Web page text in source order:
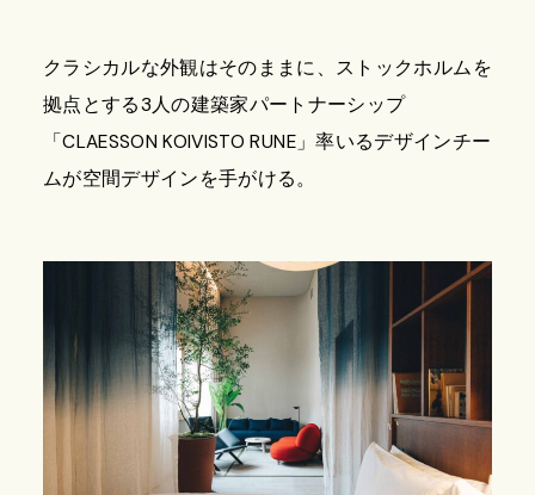
クラシカルな外観はそのままに、ストックホルムを
拠点とする3人の建築家パートナーシップ
「CLAESSON KOIVISTO RUNE」率いるデザインチー
ムが空間デザインを手がける。